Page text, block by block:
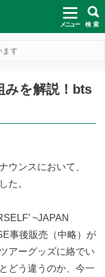
メニュー 検 索
ます
みを解説！bts
ウンスにおいて、
た。
~JAPAN
事後販売（中略）が
アーグッズに絡でい
どう違うのか、今一